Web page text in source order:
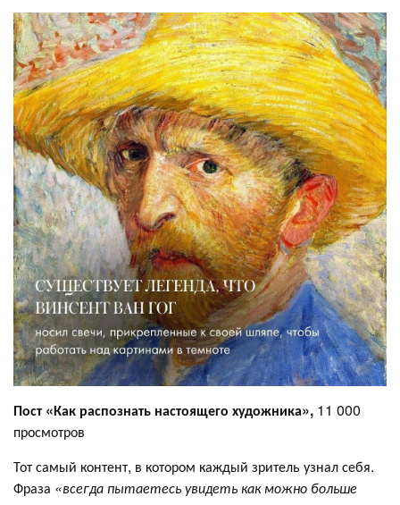
Пост «Как распознать настоящего художника», 11 000
просмотров
Тот самый контент, в котором каждый зритель узнал себя.
Фраза «всегда пытаетесь увидеть как можно больше